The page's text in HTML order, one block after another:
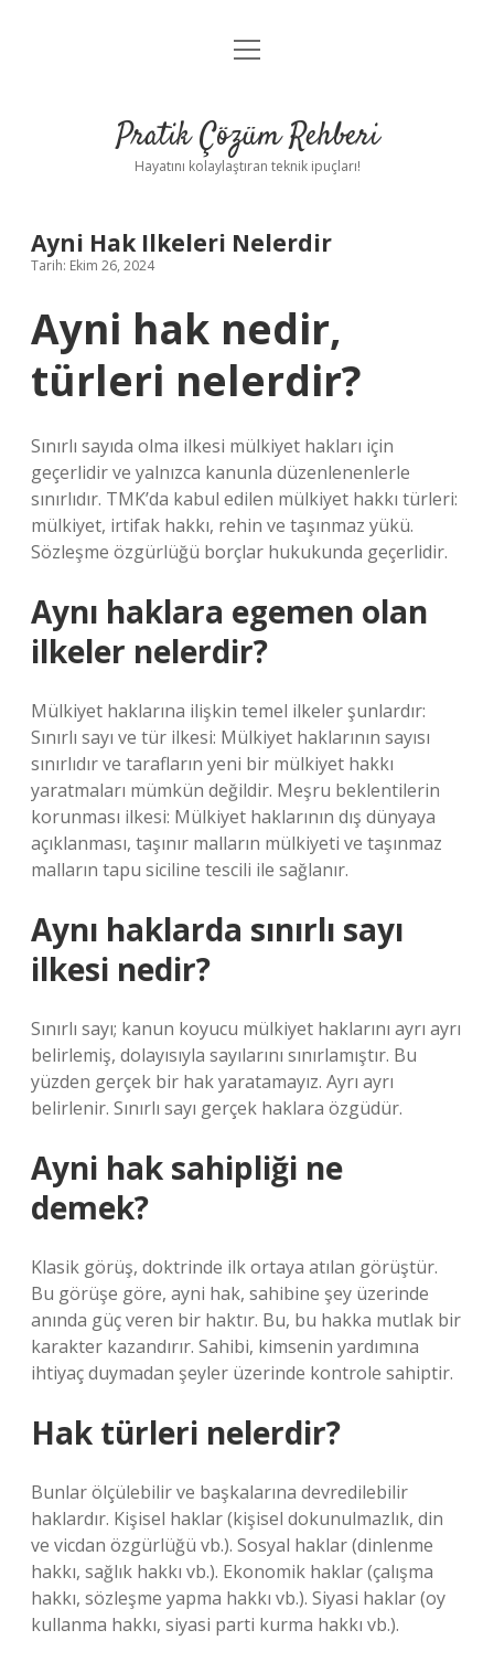
Anasayfa
Yasal Uyarı
menüyü
Pratik Çözüm Rehberi
Hayatını kolaylaştıran teknik ipuçları!
Ayni Hak Ilkeleri Nelerdir
Tarih: Ekim 26, 2024
Ayni hak nedir,
türleri nelerdir?
Sınırlı sayıda olma ilkesi mülkiyet hakları için
geçerlidir ve yalnızca kanunla düzenlenenlerle
sınırlıdır. TMK’da kabul edilen mülkiyet hakkı türleri:
mülkiyet, irtifak hakkı, rehin ve taşınmaz yükü.
Sözleşme özgürlüğü borçlar hukukunda geçerlidir.
Aynı haklara egemen olan
ilkeler nelerdir?
Mülkiyet haklarına ilişkin temel ilkeler şunlardır:
Sınırlı sayı ve tür ilkesi: Mülkiyet haklarının sayısı
sınırlıdır ve tarafların yeni bir mülkiyet hakkı
yaratmaları mümkün değildir. Meşru beklentilerin
korunması ilkesi: Mülkiyet haklarının dış dünyaya
açıklanması, taşınır malların mülkiyeti ve taşınmaz
malların tapu siciline tescili ile sağlanır.
Aynı haklarda sınırlı sayı
ilkesi nedir?
Sınırlı sayı; kanun koyucu mülkiyet haklarını ayrı ayrı
belirlemiş, dolayısıyla sayılarını sınırlamıştır. Bu
yüzden gerçek bir hak yaratamayız. Ayrı ayrı
belirlenir. Sınırlı sayı gerçek haklara özgüdür.
Ayni hak sahipliği ne
demek?
Klasik görüş, doktrinde ilk ortaya atılan görüştür.
Bu görüşe göre, ayni hak, sahibine şey üzerinde
anında güç veren bir haktır. Bu, bu hakka mutlak bir
karakter kazandırır. Sahibi, kimsenin yardımına
ihtiyaç duymadan şeyler üzerinde kontrole sahiptir.
Hak türleri nelerdir?
Bunlar ölçülebilir ve başkalarına devredilebilir
haklardır. Kişisel haklar (kişisel dokunulmazlık, din
ve vicdan özgürlüğü vb.). Sosyal haklar (dinlenme
hakkı, sağlık hakkı vb.). Ekonomik haklar (çalışma
hakkı, sözleşme yapma hakkı vb.). Siyasi haklar (oy
kullanma hakkı, siyasi parti kurma hakkı vb.).